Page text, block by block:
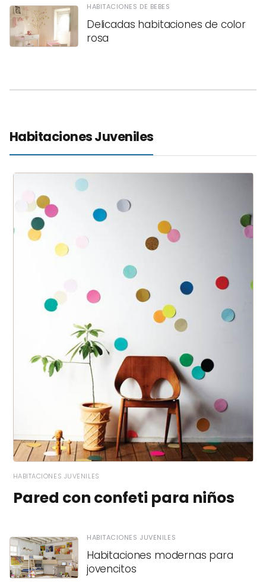
HABITACIONES DE BEBES
Delicadas habitaciones de color
rosa
Habitaciones Juveniles
HABITACIONES JUVENILES
Pared con confeti para niños
HABITACIONES JUVENILES
Habitaciones modernas para
jovencitos